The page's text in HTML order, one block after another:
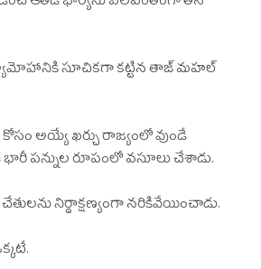
సూచికగా కట్టిన తాజ్ మహల్
అయ్యే ఖర్చు రాజ్యంలో వుండే
భారీ పన్నుల రూపంలో వసూలు చేశాడు.
నిర్దాక్షణ్యంగా నరికివేయించాడు.